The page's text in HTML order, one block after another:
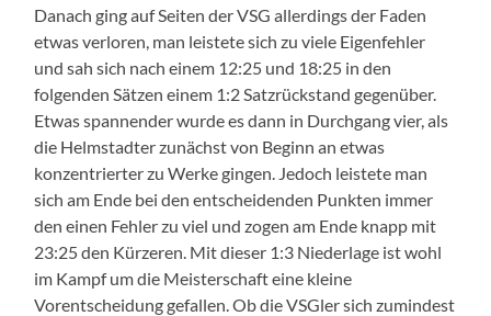
Danach ging auf Seiten der VSG allerdings der Faden
etwas verloren, man leistete sich zu viele Eigenfehler
und sah sich nach einem 12:25 und 18:25 in den
folgenden Sätzen einem 1:2 Satzrückstand gegenüber.
Etwas spannender wurde es dann in Durchgang vier, als
die Helmstadter zunächst von Beginn an etwas
konzentrierter zu Werke gingen. Jedoch leistete man
sich am Ende bei den entscheidenden Punkten immer
den einen Fehler zu viel und zogen am Ende knapp mit
23:25 den Kürzeren. Mit dieser 1:3 Niederlage ist wohl
im Kampf um die Meisterschaft eine kleine
Vorentscheidung gefallen. Ob die VSGler sich zumindest